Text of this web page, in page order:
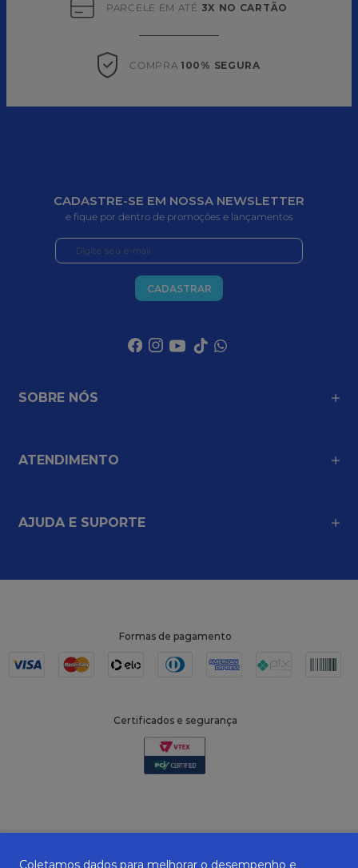
PARCELE EM ATÉ 3X NO CARTÃO
COMPRA 100% SEGURA
CADASTRE-SE EM NOSSA NEWSLETTER
e fique por dentro de promoções e lançamentos
CADASTRAR
SOBRE NÓS
ATENDIMENTO
AJUDA E SUPORTE
Formas de pagamento
Certificados e segurança
Coletamos dados para melhorar o desempenho e